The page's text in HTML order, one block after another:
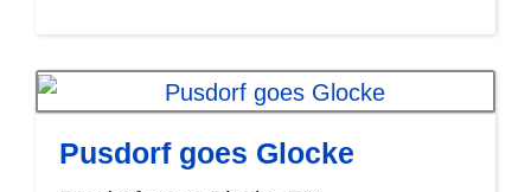
Pusdorf goes Glocke